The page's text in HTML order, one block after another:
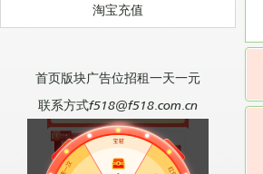
淘宝充值
首页版块广告位招租一天一元
联系方式f518@f518.com.cn